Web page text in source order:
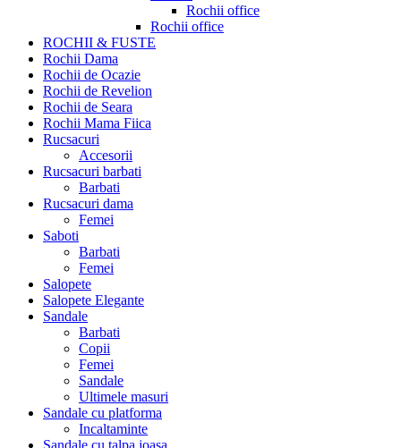
Rochii office
Rochii office
ROCHII & FUSTE
Rochii Dama
Rochii de Ocazie
Rochii de Revelion
Rochii de Seara
Rochii Mama Fiica
Rucsacuri
Accesorii
Rucsacuri barbati
Barbati
Rucsacuri dama
Femei
Saboti
Barbati
Femei
Salopete
Salopete Elegante
Sandale
Barbati
Copii
Femei
Sandale
Ultimele masuri
Sandale cu platforma
Incaltaminte
Sandale cu talpa joasa